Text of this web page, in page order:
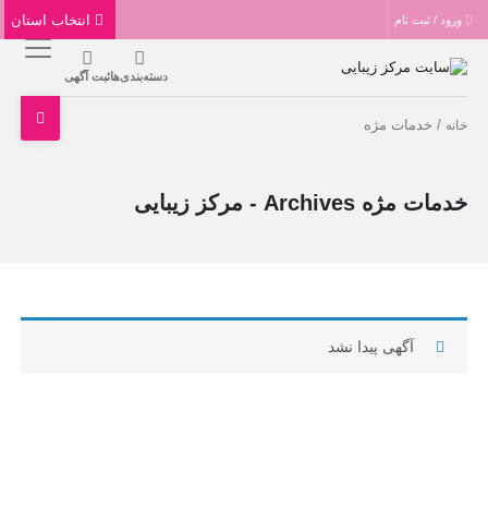
ورود / ثبت نام
دسته‌بندی‌هاثبت آگهی
خانه / خدمات مژه
خدمات مژه Archives - مرکز زیبایی
آگهی پیدا نشد